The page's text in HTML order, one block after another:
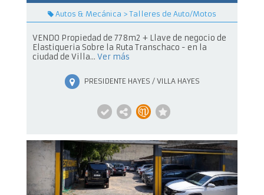
Autos & Mecánica > Talleres de Auto/Motos
VENDO Propiedad de 778m2 + Llave de negocio de
Elastiqueria Sobre la Ruta Transchaco - en la
ciudad de Villa... Ver más
PRESIDENTE HAYES / VILLA HAYES